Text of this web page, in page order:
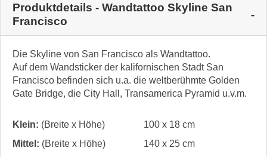
Produktdetails - Wandtattoo Skyline San
Francisco
Die Skyline von San Francisco als Wandtattoo.
Auf dem Wandsticker der kalifornischen Stadt San
Francisco befinden sich u.a. die weltberühmte Golden
Gate Bridge, die City Hall, Transamerica Pyramid u.v.m.
Klein: (Breite x Höhe)
100 x 18 cm
Mittel: (Breite x Höhe)
140 x 25 cm